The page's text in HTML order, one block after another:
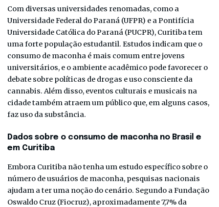
Com diversas universidades renomadas, como a
Universidade Federal do Paraná (UFPR) e a Pontifícia
Universidade Católica do Paraná (PUCPR), Curitiba tem
uma forte população estudantil. Estudos indicam que o
consumo de maconha é mais comum entre jovens
universitários, e o ambiente acadêmico pode favorecer o
debate sobre políticas de drogas e uso consciente da
cannabis. Além disso, eventos culturais e musicais na
cidade também atraem um público que, em alguns casos,
faz uso da substância.
Dados sobre o consumo de maconha no Brasil e
em Curitiba
Embora Curitiba não tenha um estudo específico sobre o
número de usuários de maconha, pesquisas nacionais
ajudam a ter uma noção do cenário. Segundo a Fundação
Oswaldo Cruz (Fiocruz), aproximadamente 7,7% da